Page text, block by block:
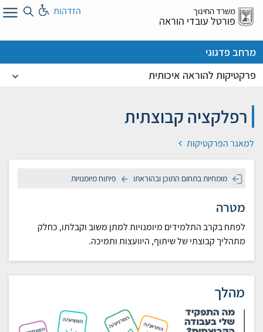
דלג
אל
משרד החינוך
פורטל עובדי הוראה
הזדהות
מרחב פדגוגי
פרקטיקות להוראה איכותית
רפלקציה קבוצתית
למאגר הפרקטיקות
מומחיות בתחום התוכן ובהוראתו פיתוח מיומנויות
מטרה
לפתח בקרב התלמידים מיומנויות למתן משוב וקבלתו, כחלק
מתהליך קבוצתי של שיתוף, היוועצות ותמיכה.
מהלך